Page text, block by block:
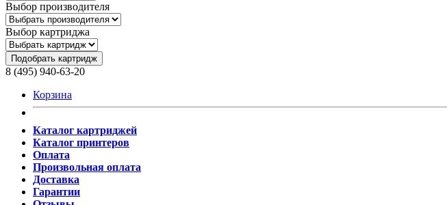
Выбор производителя
Выбор картриджа
Подобрать картридж
8 (495) 940-63-20
Корзина
Каталог картриджей
Каталог принтеров
Оплата
Произвольная оплата
Доставка
Гарантии